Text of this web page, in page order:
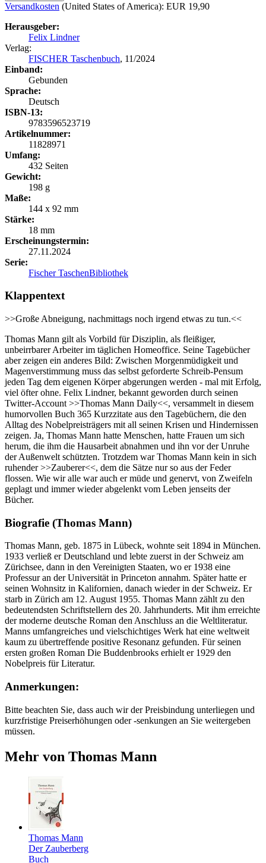
Versandkosten (United States of America): EUR 19,90
Herausgeber:
Felix Lindner
Verlag:
FISCHER Taschenbuch, 11/2024
Einband:
Gebunden
Sprache:
Deutsch
ISBN-13:
9783596523719
Artikelnummer:
11828971
Umfang:
432 Seiten
Gewicht:
198 g
Maße:
144 x 92 mm
Stärke:
18 mm
Erscheinungstermin:
27.11.2024
Serie:
Fischer TaschenBibliothek
Klappentext
>>Große Abneigung, nachmittags noch irgend etwas zu tun.<<
Thomas Mann gilt als Vorbild für Disziplin, als fleißiger,
unbeirrbarer Arbeiter im täglichen Homeoffice. Seine Tagebücher
aber zeigen ein anderes Bild: Zwischen Morgenmüdigkeit und
Magenverstimmung muss das selbst geforderte Schreib-Pensum
jeden Tag dem eigenen Körper abgerungen werden - mal mit Erfolg,
viel öfter ohne. Felix Lindner, bekannt geworden durch seinen
Twitter-Account >>Thomas Mann Daily<<, versammelt in diesem
humorvollen Buch 365 Kurzzitate aus den Tagebüchern, die den
Alltag des Nobelpreisträgers mit all seinen Krisen und Hindernissen
zeigen. Ja, Thomas Mann hatte Menschen, hatte Frauen um sich
herum, die ihm die Hausarbeit abnahmen und ihn vor der Unruhe
der Außenwelt schützten. Trotzdem war Thomas Mann kein in sich
ruhender >>Zauberer<<, dem die Sätze nur so aus der Feder
flossen. Wie wir alle war auch er müde und genervt, von Zweifeln
geplagt und immer wieder abgelenkt vom Leben jenseits der
Bücher.
Biografie (Thomas Mann)
Thomas Mann, geb. 1875 in Lübeck, wohnte seit 1894 in München.
1933 verließ er Deutschland und lebte zuerst in der Schweiz am
Zürichsee, dann in den Vereinigten Staaten, wo er 1938 eine
Professur an der Universität in Princeton annahm. Später hatte er
seinen Wohnsitz in Kalifornien, danach wieder in der Schweiz. Er
starb in Zürich am 12. August 1955. Thomas Mann zählt zu den
bedeutendsten Schriftstellern des 20. Jahrhunderts. Mit ihm erreichte
der moderne deutsche Roman den Anschluss an die Weltliteratur.
Manns umfangreiches und vielschichtiges Werk hat eine weltweit
kaum zu übertreffende positive Resonanz gefunden. Für seinen
ersten großen Roman Die Buddenbrooks erhielt er 1929 den
Nobelpreis für Literatur.
Anmerkungen:
Bitte beachten Sie, dass auch wir der Preisbindung unterliegen und
kurzfristige Preiserhöhungen oder -senkungen an Sie weitergeben
müssen.
Mehr von Thomas Mann
Thomas Mann
Der Zauberberg
Buch